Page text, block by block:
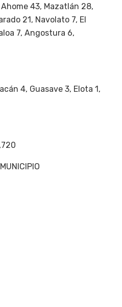
43, Mazatlán 28,
21, Navolato 7, El
7, Angostura 6,
4, Guasave 3, Elota 1,